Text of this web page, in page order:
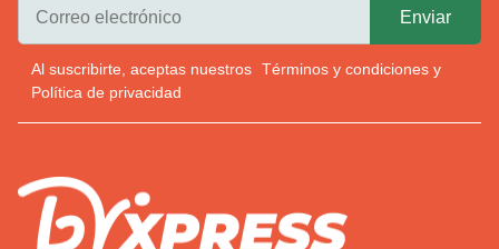
Al suscribirte, aceptas nuestros Términos y condiciones y
Política de privacidad